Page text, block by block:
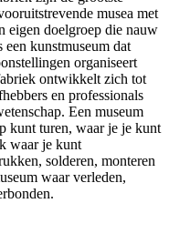
musea met
eigen doelgroep die nauw
kunstmuseum dat
organiseert
ontwikkelt zich tot
en professionals
Een museum
kunt turen, waar je je kunt
waar je kunt
solderen, monteren
waar verleden,